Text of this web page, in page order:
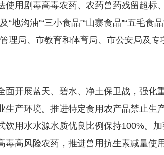
用剧毒高毒农药、农药兽药残留超标
地沟油”“三小食品”“山寨食品”“五毛食
理局、市教育和体育局、市公安局及专
开展蓝天、碧水、净土保卫战，强化
产环境。推进特定食用农产品禁止生
用水水源水质优良比例保持100%。加
高风险农药，推进兽用抗生素减量使